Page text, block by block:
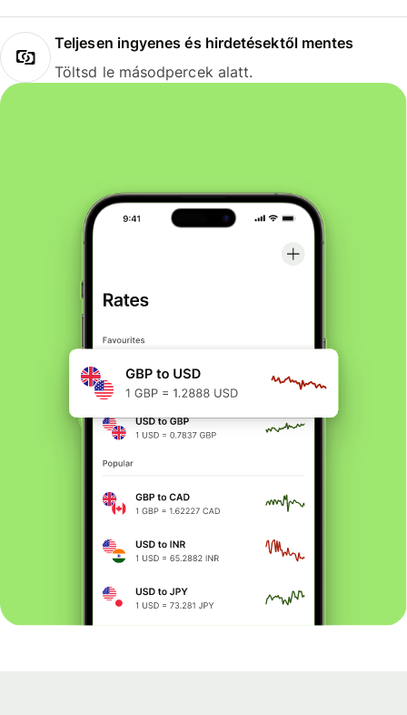
Teljesen ingyenes és hirdetésektől mentes
Töltsd le másodpercek alatt.